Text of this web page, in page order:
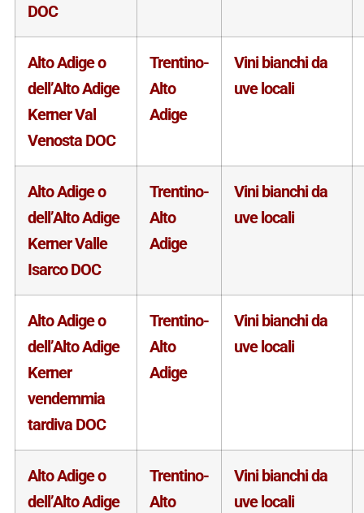
DOC
Alto Adige o
dell’Alto Adige
Kerner Val
Venosta DOC
Trentino-
Alto
Adige
Vini bianchi da
uve locali
Alto Adige o
dell’Alto Adige
Kerner Valle
Isarco DOC
Trentino-
Alto
Adige
Vini bianchi da
uve locali
Alto Adige o
dell’Alto Adige
Kerner
vendemmia
tardiva DOC
Trentino-
Alto
Adige
Vini bianchi da
uve locali
Alto Adige o
dell’Alto Adige
Trentino-
Alto
Vini bianchi da
uve locali
L'Italia del Vino
tutte le
singole regioni.
Entra a far parte
della nostra community!
Crea subito il tuo account
100% libero – no spam
cancella quando vuoi
Login with
Login con e-mail